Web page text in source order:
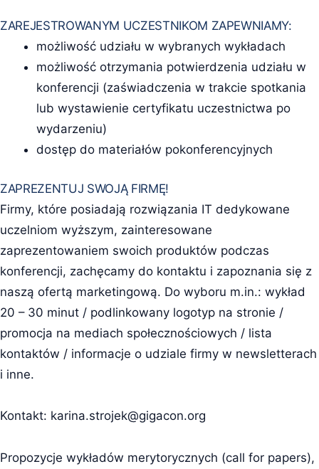
ZAREJESTROWANYM UCZESTNIKOM ZAPEWNIAMY:
możliwość udziału w wybranych wykładach
możliwość otrzymania potwierdzenia udziału w
konferencji (zaświadczenia w trakcie spotkania
lub wystawienie certyfikatu uczestnictwa po
wydarzeniu)
dostęp do materiałów pokonferencyjnych
ZAPREZENTUJ SWOJĄ FIRMĘ!
Firmy, które posiadają rozwiązania IT dedykowane
uczelniom wyższym, zainteresowane
zaprezentowaniem swoich produktów podczas
konferencji, zachęcamy do kontaktu i zapoznania się z
naszą ofertą marketingową. Do wyboru m.in.: wykład
20 – 30 minut / podlinkowany logotyp na stronie /
promocja na mediach społecznościowych / lista
kontaktów / informacje o udziale firmy w newsletterach
i inne.
Kontakt: karina.strojek@gigacon.org
Propozycje wykładów merytorycznych (call for papers),